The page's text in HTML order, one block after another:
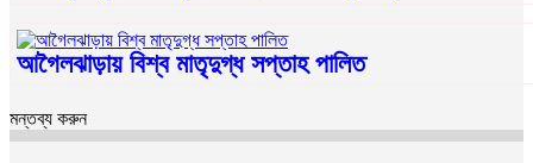
আগৈলঝাড়ায় বিশ্ব মাতৃদুগ্ধ সপ্তাহ পালিত
মন্তব্য করুন